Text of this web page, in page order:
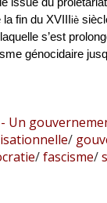
fin du XVIIIiè
s’est
génocidaire
/
/fascisme/